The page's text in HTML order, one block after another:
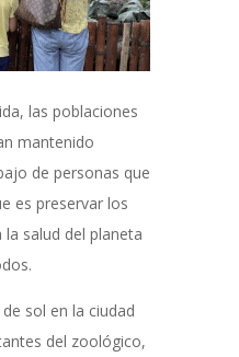
las poblaciones
mantenido
de personas que
es preservar los
salud del planeta
sol en la ciudad
del zoológico,